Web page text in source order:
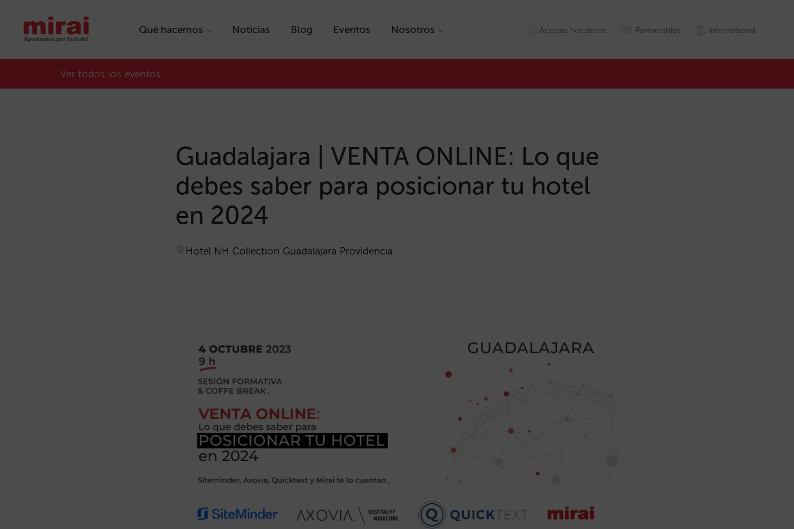
Qué hacemos Noticias Blog Eventos Nosotros Acceso hoteleros Partnerships International
Ver todos los eventos
Guadalajara | VENTA ONLINE: Lo que
debes saber para posicionar tu hotel
en 2024
Hotel NH Collection Guadalajara Providencia